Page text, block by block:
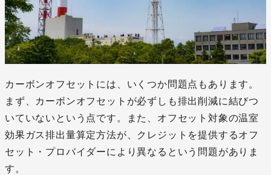
カーボンオフセットには、いくつか問題点もあります。
まず、カーボンオフセットが必ずしも排出削減に結びつ
いていないという点です。また、オフセット対象の温室
効果ガス排出量算定方法が、クレジットを提供するオフ
セット・プロバイダーにより異なるという問題がありま
す。